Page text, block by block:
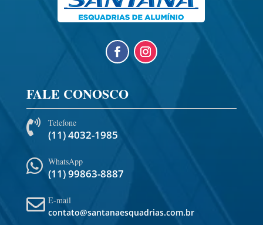
FALE CONOSCO
 Telefone
(11) 4032-1985
 WhatsApp
(11) 99863-8887
 E-mail
contato@santanaesquadrias.com.br